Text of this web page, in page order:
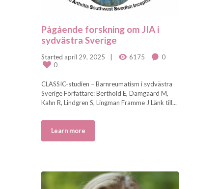
Pågående forskning om JIA i
sydvästra Sverige
Started april 29, 2025 6175
0
0
CLASSIC-studien – Barnreumatism i sydvästra
Sverige Författare: Berthold E, Damgaard M,
Kahn R, Lindgren S, Lingman Framme J Länk till...
Learn more